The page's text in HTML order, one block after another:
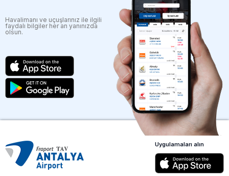
Havalimanı ve uçuşlarınız ile ilgili
faydalı bilgiler her an yanınızda
olsun.
Uygulamaları alın